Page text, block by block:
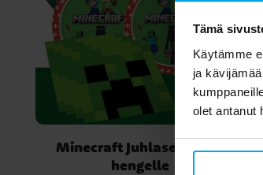
Tämä
Käytämme
ja
olet antanut
Minecraft Juhlasetti 8-24
hengelle